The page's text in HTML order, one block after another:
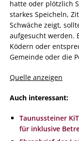
hatte oder plötzlich
starkes Speicheln,
Schwäche zeigt,
aufgesucht werden.
Ködern oder
Gemeinde oder die
Quelle anzeigen
Auch interessant:
Taunussteiner
für inklusive